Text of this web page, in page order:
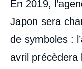
analyses
En 2019,
Japon sera
de symboles :
avril précèdera